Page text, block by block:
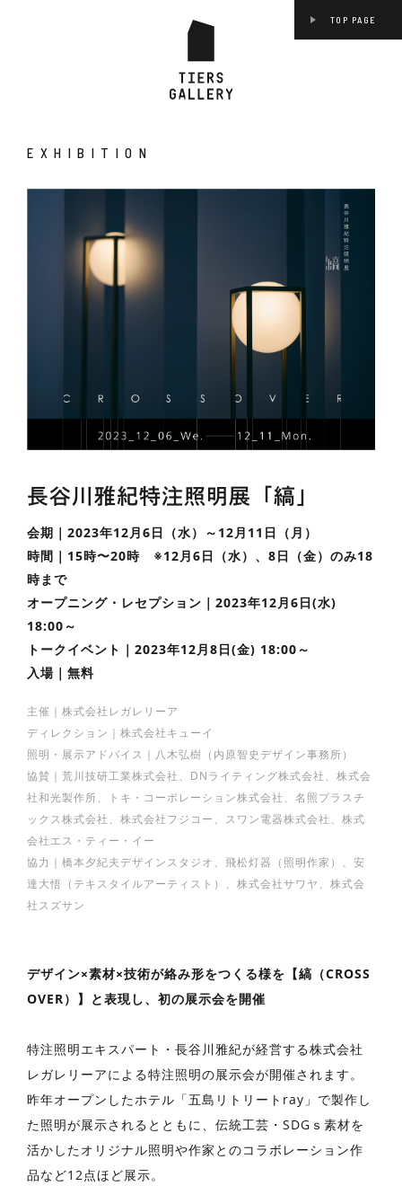
TOP PAGE
EXHIBITION
長谷川雅紀特注照明展「縞」
会期｜2023年12月6日（水）～12月11日（月）
時間｜15時〜20時 ※12月6日（水）、8日（金）のみ18
時まで
オープニング・レセプション｜2023年12月6日(水)
18:00～
トークイベント｜2023年12月8日(金) 18:00～
入場｜無料
主催｜株式会社レガレリーア
ディレクション｜株式会社キューイ
照明・展示アドバイス｜八木弘樹（内原智史デザイン事務所）
協賛｜荒川技研工業株式会社、DNライティング株式会社、株式会
社和光製作所、トキ・コーポレーション株式会社、名照プラスチ
ックス株式会社、株式会社フジコー、スワン電器株式会社、株式
会社エス・ティー・イー
協力｜橋本夕紀夫デザインスタジオ、飛松灯器（照明作家）、安
達大悟（テキスタイルアーティスト）、株式会社サワヤ、株式会
社スズサン
デザイン×素材×技術が絡み形をつくる様を【縞（CROSS
OVER）】と表現し、初の展示会を開催
特注照明エキスパート・長谷川雅紀が経営する株式会社
レガレリーアによる特注照明の展示会が開催されます。
昨年オープンしたホテル「五島リトリートray」で製作し
た照明が展示されるとともに、伝統工芸・SDGｓ素材を
活かしたオリジナル照明や作家とのコラボレーション作
品など12点ほど展示。